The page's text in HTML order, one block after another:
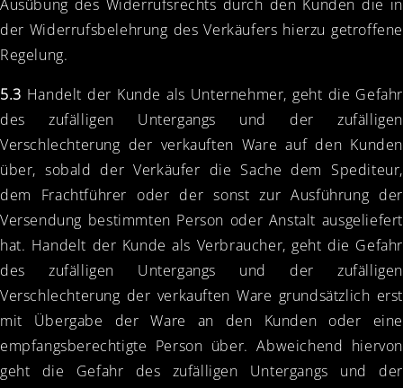
Ausübung des Widerrufsrechts durch den Kunden die in
der Widerrufsbelehrung des Verkäufers hierzu getroffene
Regelung.
5.3 Handelt der Kunde als Unternehmer, geht die Gefahr
des zufälligen Untergangs und der zufälligen
Verschlechterung der verkauften Ware auf den Kunden
über, sobald der Verkäufer die Sache dem Spediteur,
dem Frachtführer oder der sonst zur Ausführung der
Versendung bestimmten Person oder Anstalt ausgeliefert
hat. Handelt der Kunde als Verbraucher, geht die Gefahr
des zufälligen Untergangs und der zufälligen
Verschlechterung der verkauften Ware grundsätzlich erst
mit Übergabe der Ware an den Kunden oder eine
empfangsberechtigte Person über. Abweichend hiervon
geht die Gefahr des zufälligen Untergangs und der